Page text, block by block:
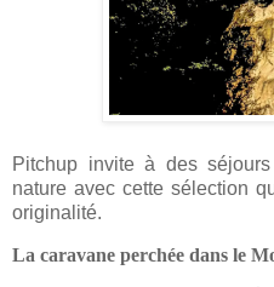
Pitchup invite à des
nature avec cette sélection
originalité.
La caravane perchée dans le